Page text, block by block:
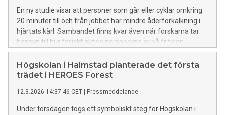
En ny studie visar att personer som går eller cyklar omkring
20 minuter till och från jobbet har mindre åderförkalkning i
hjärtats kärl. Sambandet finns kvar även när forskarna tar
hänsyn till hur fysiskt aktiva personerna är på fritiden.
Högskolan i Halmstad planterade det första
trädet i HEROES Forest
12.3.2026 14:37:46 CET Pressmeddelande
Under torsdagen togs ett symboliskt steg för Högskolan i